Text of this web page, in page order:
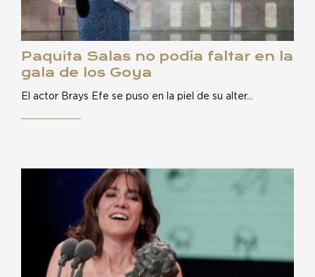
Paquita Salas no podía faltar en la
gala de los Goya
El actor Brays Efe se puso en la piel de su alter…